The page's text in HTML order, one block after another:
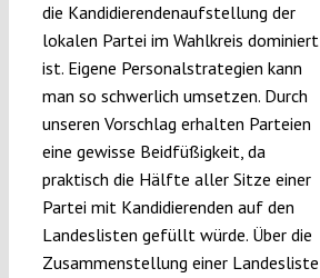
die Kandidierendenaufstellung der
lokalen Partei im Wahlkreis dominiert
ist. Eigene Personalstrategien kann
man so schwerlich umsetzen. Durch
unseren Vorschlag erhalten Parteien
eine gewisse Beidfüßigkeit, da
praktisch die Hälfte aller Sitze einer
Partei mit Kandidierenden auf den
Landeslisten gefüllt würde. Über die
Zusammenstellung einer Landesliste